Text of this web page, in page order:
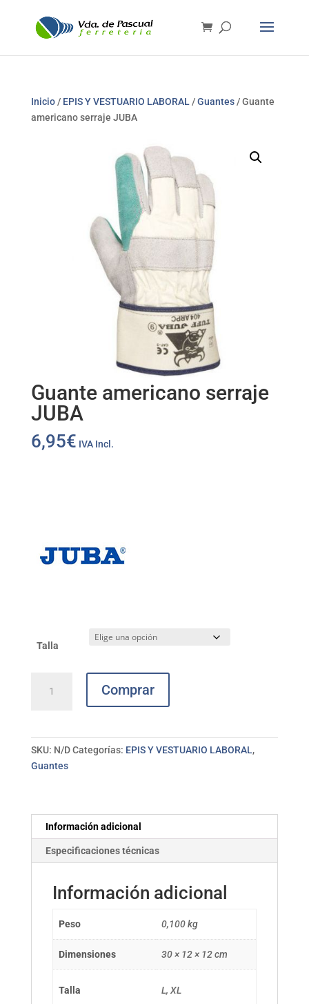
Inicio/ EPIS Y VESTUARIO LABORAL /Guantes/ Guante
americano serraje JUBA
Guante americano serraje
JUBA
6,95€ IVA Incl.
Talla
americano
Comprar
SKU: N/D Categorías: EPIS Y VESTUARIO LABORAL,
Guantes
Información adicional
Especificaciones técnicas
Información adicional
Peso 0,100 kg
Dimensiones 30 × 12 × 12 cm
Talla L, XL